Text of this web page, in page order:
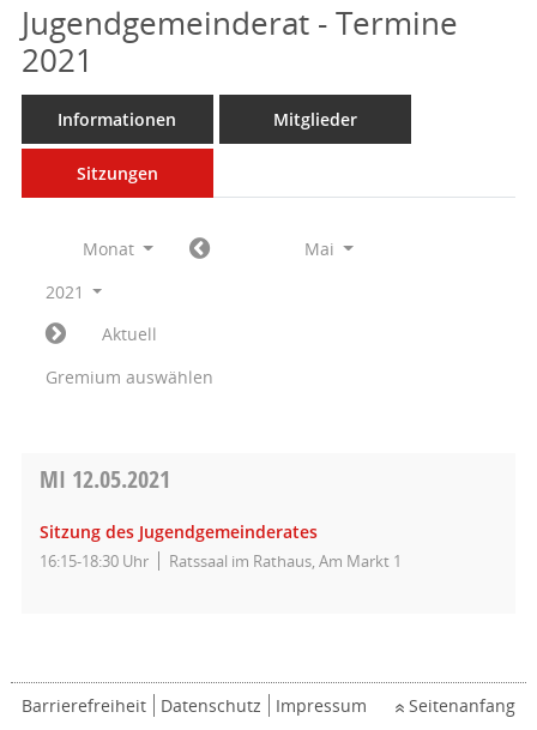
Jugendgemeinderat - Termine
2021
Informationen Mitglieder
Sitzungen
Monat
Mai
2021
Aktuell
Gremium auswählen
MI 12.05.2021
Sitzung des Jugendgemeinderates
16:15-18:30 Uhr Ratssaal im Rathaus, Am Markt 1
Barrierefreiheit Datenschutz Impressum Seitenanfang